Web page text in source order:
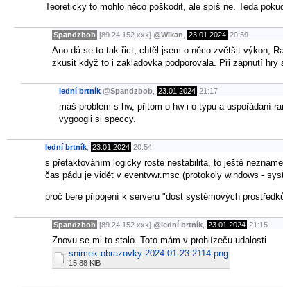
Teoreticky to mohlo něco poškodit, ale spíš ne. Teda
Spandzbob [89.24.152.xxx] @Wikan 23.01.2024 20:59
Ano dá se to tak řict, chtěl jsem o něco zvětšit výkon,
zkusit když to i zakladovka podporovala. Při zapnutí
lední brtník @Spandzbob 23.01.2024 21:17
máš problém s hw, přitom o hw i o typu a uspořádání
vygoogli si speccy.
lední brtník 23.01.2024 20:54
s přetaktováním logicky roste nestabilita, to ještě
čas pádu je vidět v eventvwr.msc (protokoly windows -
proč bere připojení k serveru "dost systémových
Spandzbob [89.24.152.xxx] @lední brtník 23.01.2024 21:15
Znovu se mi to stalo. Toto mám v prohlízeču udalosti
snimek-obrazovky-2024-01-23-2114.png
15.88 KiB